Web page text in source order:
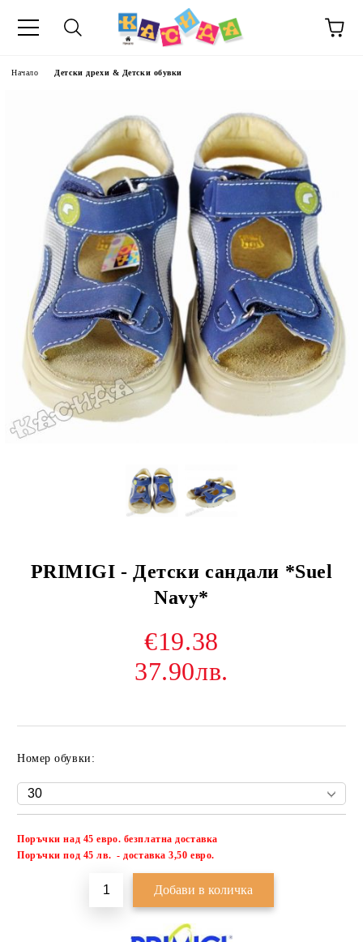
Начало Детски дрехи & Детски обувки
PRIMIGI - Детски сандали *Suel
Navy*
€19.38
37.90лв.
Номер обувки:
Поръчки над 45 евро. безплатна доставка
Поръчки под 45 лв. - доставка 3,50 евро.